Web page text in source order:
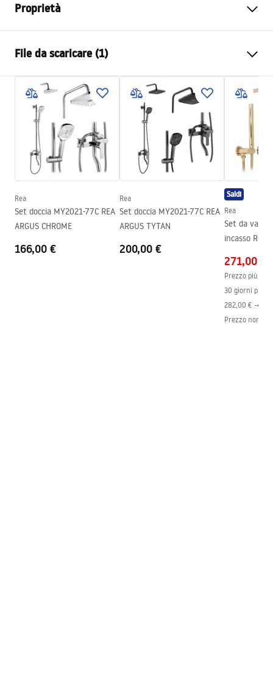
Proprietà
Colore
Tipo di cabina
D'angolo
Il colore del vetro
Trasparente 6mm
Modalità di apertura
Scorrevole
Assemblaggio
Sul pavimento o piatto doccia
Altezza
2005mm
Direzione della cabina
Universale
Garanzia
Rivestimento Easy Clean
Sì, su un lato del vetro
File da scaricare (1)
Manual
Instrukcja Kabiny Montana.pdf
Rea
Set doccia MY2021-77C REA
ARGUS CHROME
166,00 €
Rea
Set doccia MY2021-77C REA
ARGUS TYTAN
200,00 €
Saldi
Rea
Set da
incasso Rea
271,00 €
Prezzo più
30 giorni
282,00 € -4
Prezzo